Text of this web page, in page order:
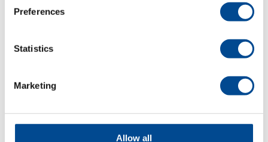
Preferences
Statistics
Marketing
Allow all
december 2022
augusti 2022
juni 2022